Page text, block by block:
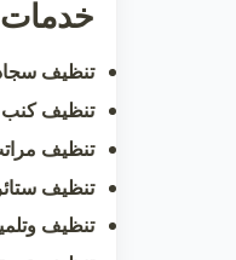
خدمات
تنظيف سجاد
تنظيف
تنظيف
تنظيف
تنظيف